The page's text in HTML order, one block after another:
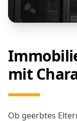
mit
Ob geerbtes